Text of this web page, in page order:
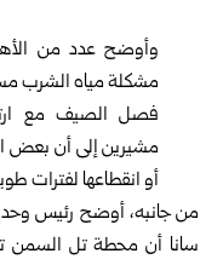
وأوضح عدد من
مشكلة مياه الشرب
فصل الصيف مع
مشيرين إلى أن بعض
أو انقطاعها لفترات
من جانبه، أوضح رئيس
سانا أن محطة تل السمن